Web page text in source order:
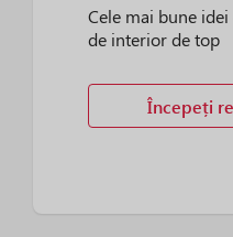
Cele mai bune
de interior de top
Începeți